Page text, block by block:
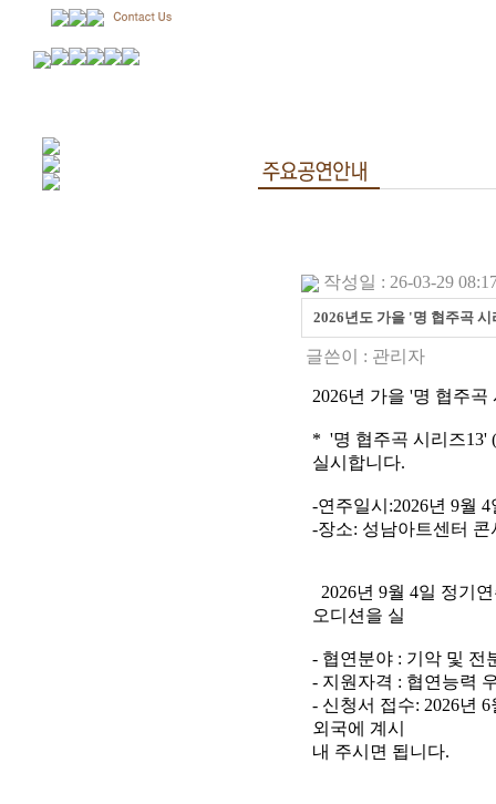
작성일 : 26-03-29
2026년도 가을 '명 협주곡
글쓴이 : 관리자
2026년 가을 '명 협주
* '명 협주곡 시리즈13'
실시합니다.
-연주일시:2026년 9월
-장소: 성남아트센터 콘
2026년 9월 4일 정기
오디션을
- 협연분야 : 기악 및 전
- 지원자격 : 협연능력
- 신청서 접수: 2026년
외국에 계시 거
내 주시면 됩니다.